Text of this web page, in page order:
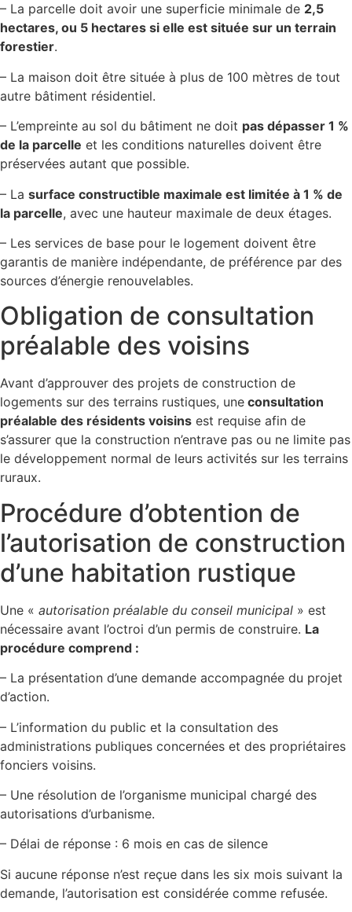
– La parcelle doit avoir une superficie minimale de 2,5
hectares, ou 5 hectares si elle est située sur un terrain
forestier.
– La maison doit être située à plus de 100 mètres de tout
autre bâtiment résidentiel.
– L’empreinte au sol du bâtiment ne doit pas dépasser 1 %
de la parcelle et les conditions naturelles doivent être
préservées autant que possible.
– La surface constructible maximale est limitée à 1 % de
la parcelle, avec une hauteur maximale de deux étages.
– Les services de base pour le logement doivent être
garantis de manière indépendante, de préférence par des
sources d’énergie renouvelables.
Obligation de consultation
préalable des voisins
Avant d’approuver des projets de construction de
logements sur des terrains rustiques, une consultation
préalable des résidents voisins est requise afin de
s’assurer que la construction n’entrave pas ou ne limite pas
le développement normal de leurs activités sur les terrains
ruraux.
Procédure d’obtention de
l’autorisation de construction
d’une habitation rustique
Une « autorisation préalable du conseil municipal » est
nécessaire avant l’octroi d’un permis de construire. La
procédure comprend :
– La présentation d’une demande accompagnée du projet
d’action.
– L’information du public et la consultation des
administrations publiques concernées et des propriétaires
fonciers voisins.
– Une résolution de l’organisme municipal chargé des
autorisations d’urbanisme.
– Délai de réponse : 6 mois en cas de silence
Si aucune réponse n’est reçue dans les six mois suivant la
demande, l’autorisation est considérée comme refusée.